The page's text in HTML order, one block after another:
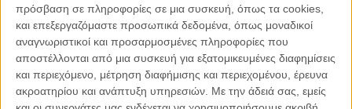
πρόσβαση σε πληροφορίες σε μια συσκευή, όπως τα cookies,
και επεξεργαζόμαστε προσωπικά δεδομένα, όπως μοναδικοί
αναγνωριστικοί και προσαρμοσμένες πληροφορίες που
αποστέλλονται από μια συσκευή για εξατομικευμένες διαφημίσεις
και περιεχόμενο, μέτρηση διαφήμισης και περιεχομένου, έρευνα
ακροατηρίου και ανάπτυξη υπηρεσιών. Με την άδειά σας, εμείς
κάνουν να σωπάσουμε. Αλλά εκείνες οι στιγμές μας ένωσαν
πιο πολύ, μας έκαναν οικογένεια.
Κάθε φορά που αγκαλιάζω τους συγγενείς των θυμάτων,
είναι σαν να παίρνω για λίγο τον πόνο τους μέσα στα δικά